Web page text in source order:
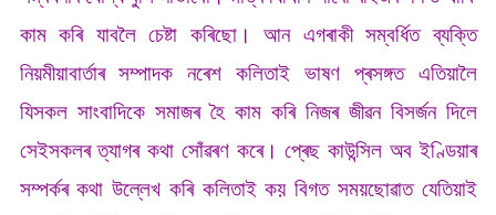
কাম কৰি যাবলৈ চেষ্টা কৰিছো। আন এগৰাকী সম্বৰ্ধিত ব্যক্তি
নিয়মীয়াবাৰ্তাৰ সম্পাদক নৰেশ কলিতাই ভাষণ প্ৰসঙ্গত এতিয়ালৈ
যিসকল সাংবাদিকে সমাজৰ হৈ কাম কৰি নিজৰ জীৱন বিসৰ্জন দিলে
সেইসকলৰ ত্যাগৰ কথা সোঁৱৰণ কৰে। প্ৰেছ কাউন্সিল অব ইণ্ডিয়াৰ
সম্পৰ্কৰ কথা উল্লেখ কৰি কলিতাই কয় বিগত সময়ছোৱাত যেতিয়াই